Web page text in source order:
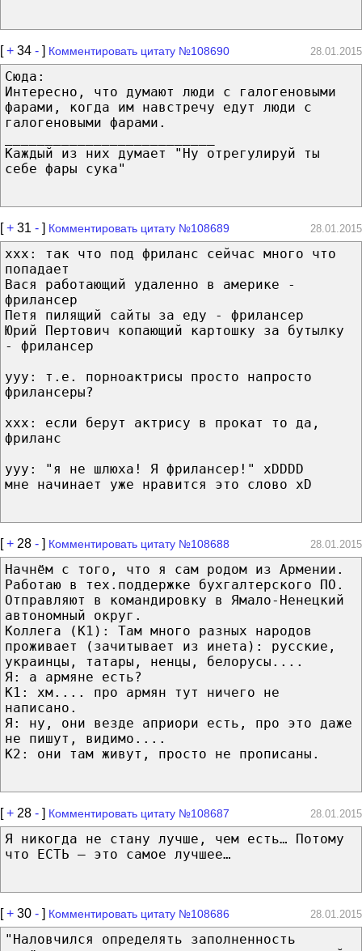
[+ 34 - ] Комментировать цитату №108690 28.01.2015
Сюда:
Интересно, что думают люди с галогеновыми
фарами, когда им навстречу едут люди с
галогеновыми фарами.
Каждый из них думает "Ну отрегулируй ты
себе фары сука"
[+ 31 - ] Комментировать цитату №108689 28.01.2015
ххх: так что под фриланс сейчас много что
попадает
Вася работающий удаленно в америке -
фрилансер
Петя пилящий сайты за еду - фрилансер
Юрий Пертович копающий картошку за бутылку
- фрилансер
yyy: т.е. порноактрисы просто напросто
фрилансеры?
ххх: если берут актрису в прокат то да,
фриланс
yyy: "я не шлюха! Я фрилансер!" xDDDD
мне начинает уже нравится это слово xD
[+ 28 - ] Комментировать цитату №108688 28.01.2015
Начнём с того, что я сам родом из Армении.
Работаю в тех.поддержке бухгалтерского ПО.
Отправляют в командировку в Ямало-Ненецкий
автономный округ.
Коллега (К1): Там много разных народов
проживает (зачитывает из инета): русские,
украинцы, татары, ненцы, белорусы....
Я: а армяне есть?
К1: хм.... про армян тут ничего не
написано.
Я: ну, они везде априори есть, про это даже
не пишут, видимо....
К2: они там живут, просто не прописаны.
[+ 28 - ] Комментировать цитату №108687 28.01.2015
Я никогда не стану лучше, чем есть… Потому
что ЕСТЬ – это самое лучшее…
[+ 30 - ] Комментировать цитату №108686 28.01.2015
"Наловчился определять заполненность